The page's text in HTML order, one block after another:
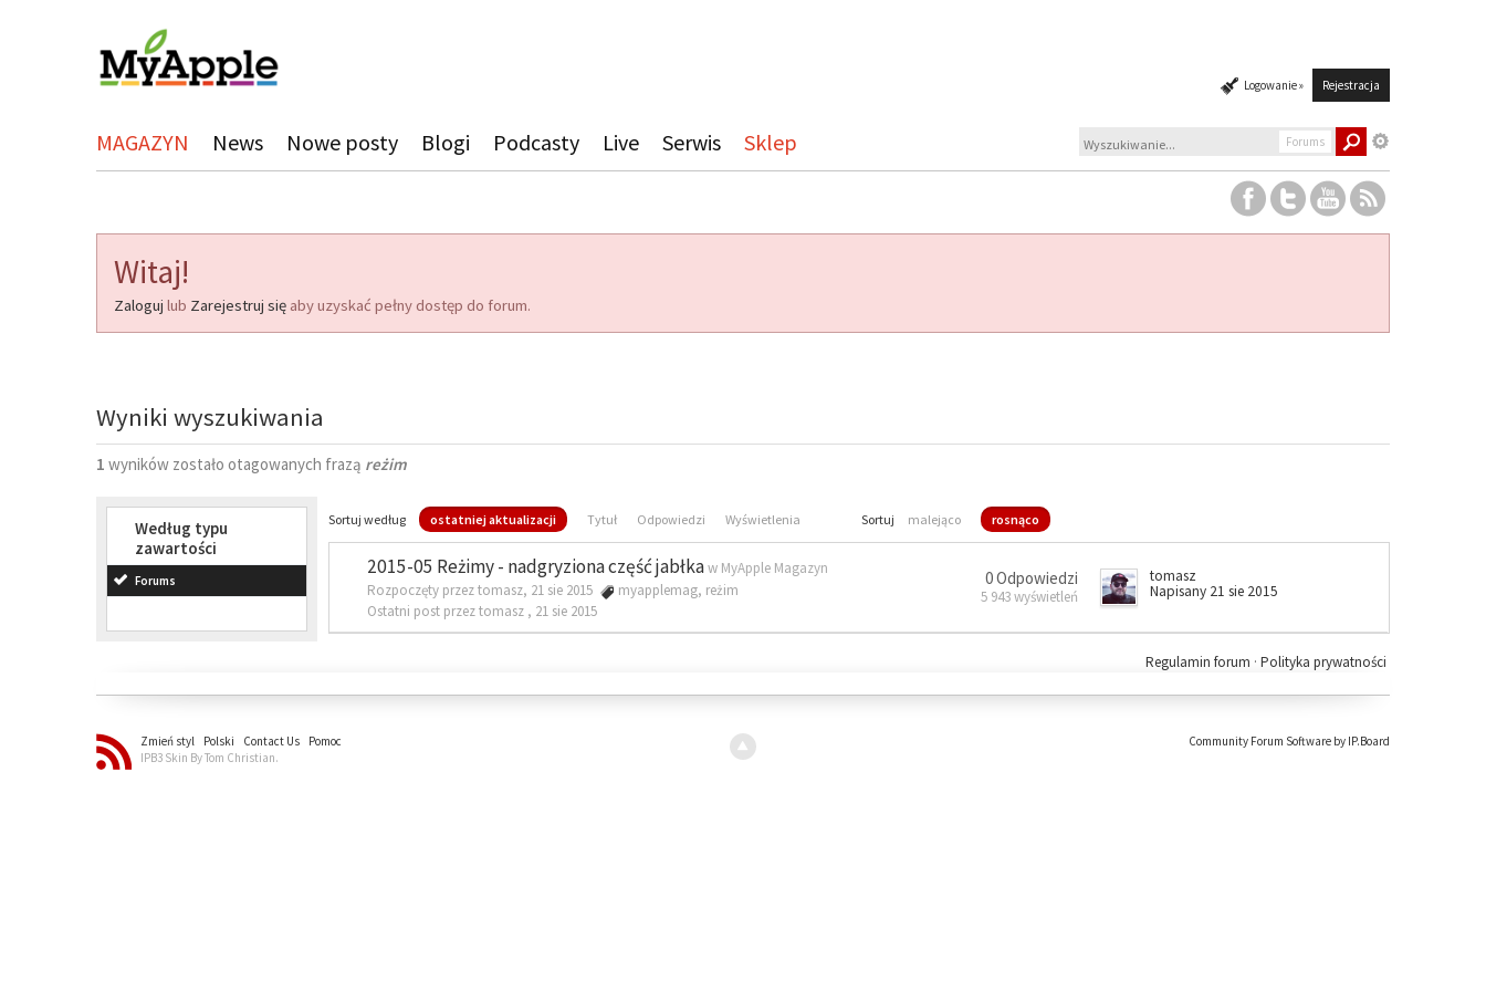
Logowanie » Rejestracja
MAGAZYN News Nowe posty Blogi Podcasty Live Serwis Sklep Forums
Witaj!
Zaloguj lub Zarejestruj się aby uzyskać pełny dostęp do forum.
Wyniki wyszukiwania
1 wyników zostało otagowanych frazą reżim
Według typu
zawartości
Forums
Sortuj według ostatniej aktualizacji Tytuł Odpowiedzi Wyświetlenia Sortuj malejąco rosnąco
2015-05 Reżimy - nadgryziona część jabłkaw MyApple Magazyn
Rozpoczęty przez tomasz, 21 sie 2015
myapplemag, reżim
Ostatni post przez tomasz , 21 sie 2015
0 Odpowiedzi
5 943 wyświetleń
tomasz
Napisany 21 sie 2015
Polityka prywatności
Regulamin forum ·
Zmień styl Polski Contact Us
Pomoc
IPB3 Skin By Tom Christian.
Community Forum Software by IP.Board